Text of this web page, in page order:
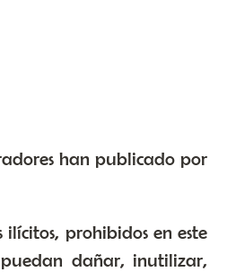
han publicado por
prohibidos en este
dañar, inutilizar,